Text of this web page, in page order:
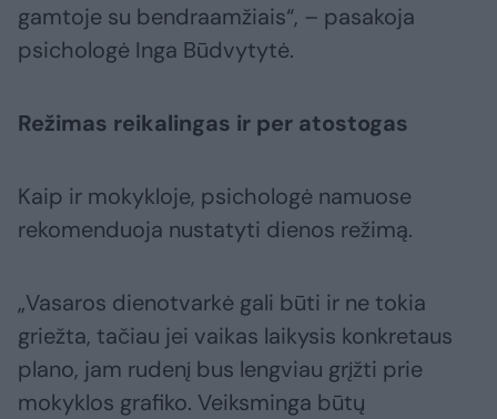
gamtoje su bendraamžiais“, – pasakoja
psichologė Inga Būdvytytė.
Režimas reikalingas ir per atostogas
Kaip ir mokykloje, psichologė namuose
rekomenduoja nustatyti dienos režimą.
„Vasaros dienotvarkė gali būti ir ne tokia
griežta, tačiau jei vaikas laikysis konkretaus
plano, jam rudenį bus lengviau grįžti prie
mokyklos grafiko. Veiksminga būtų